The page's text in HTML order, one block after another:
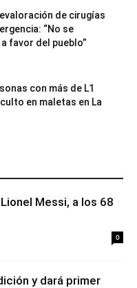
de cirugías
“No se
favor del pueblo”
con más de L1
en maletas en La
Messi, a los 68
0
y dará primer